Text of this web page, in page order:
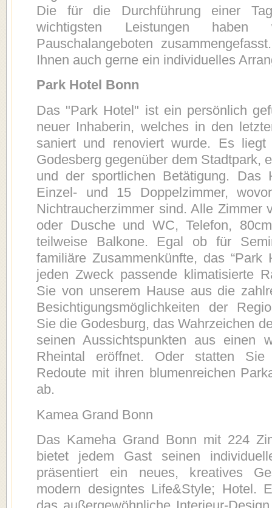
Die für die Durchführung einer
wichtigsten Leistungen
Pauschalangeboten
Ihnen auch gerne ein individuelles
Park Hotel Bonn
Das "Park Hotel" ist ein persönlich
neuer Inhaberin, welches in den
saniert und renoviert wurde. Es
Godesberg gegenüber dem Stadtpark,
und der sportlichen Betätigung. Das
Einzel- und 15 Doppelzimmer,
Nichtraucherzimmer sind. Alle Zimmer
oder Dusche und WC, Telefon,
teilweise Balkone. Egal ob für
familiäre Zusammenkünfte, das “Park
jeden Zweck passende klimatisierte
Sie von unserem Hause aus die
Besichtigungsmöglichkeiten der
Sie die Godesburg, das Wahrzeichen
seinen Aussichtspunkten aus einen
Rheintal eröffnet. Oder statten Sie
Redoute mit ihren blumenreichen
ab.
Kamea Grand Bonn
Das Kameha Grand Bonn mit 224
bietet jedem Gast seinen
präsentiert ein neues, kreatives
modern designtes Life&Style; Hotel.